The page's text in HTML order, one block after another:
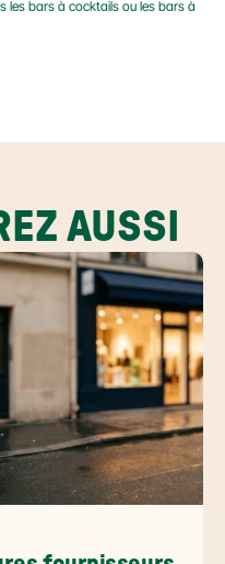
les bars à cocktails ou les bars à
AUSSI